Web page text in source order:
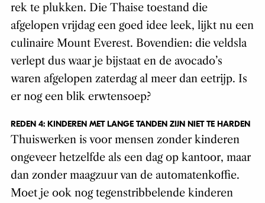
rek te plukken. Die Thaise toestand die
afgelopen vrijdag een goed idee leek, lijkt nu een
culinaire Mount Everest. Bovendien: die veldsla
verlept dus waar je bijstaat en de avocado’s
waren afgelopen zaterdag al meer dan eetrijp. Is
er nog een blik erwtensoep?
REDEN 4: KINDEREN MET LANGE TANDEN ZIJN NIET TE HARDEN
Thuiswerken is voor mensen zonder kinderen
ongeveer hetzelfde als een dag op kantoor, maar
dan zonder maagzuur van de automatenkoffie.
Moet je ook nog tegenstribbelende kinderen